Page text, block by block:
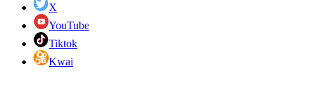
X
YouTube
Tiktok
Kwai